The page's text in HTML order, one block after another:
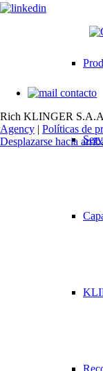
contacto
Rich KLINGER
Agency | Políticas de
Desplazarse hacia